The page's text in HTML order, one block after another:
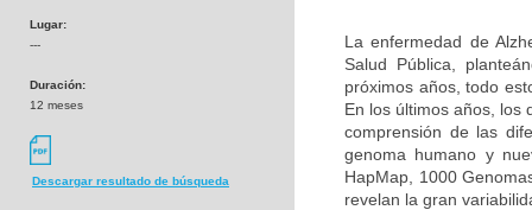
Lugar:
---
Duración:
12 meses
Descargar resultado de búsqueda
La enfermedad de
Salud Pública,
próximos años, todo
En los últimos años, los
comprensión de las
genoma humano y
HapMap, 1000
revelan la gran